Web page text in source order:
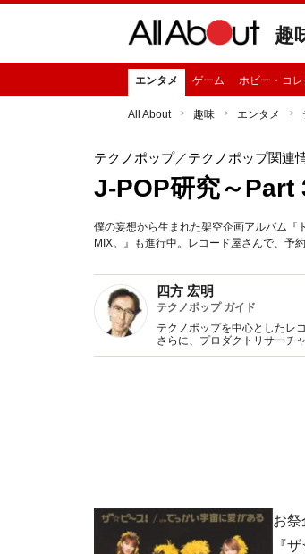
趣
エンタメ ゲーム ホビー・コ
All About 趣味 エンタメ
テクノポップ／テクノポップ関連
J-POP研究～
僕の妄想から生まれた架空企画アルバム『
MIX。』も進行中。レコード屋さんで、予
四方 宏明
テクノポップ ガイド
テクノポップを中心としたレ
さらに、プロダクトリサーチ
Twitter（hiroaki4kata）も随時
お
『